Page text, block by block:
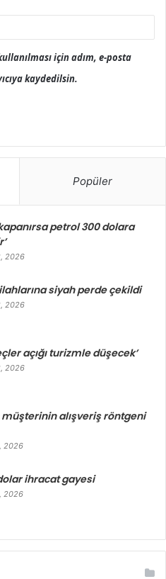
için adım, e-posta
kaydedilsin.
Popüler
petrol 300 dolara
2026
siyah perde çekildi
2026
açığı turizmle düşecek’
2026
müşterinin alışveriş röntgeni
2026
ihracat gayesi
2026